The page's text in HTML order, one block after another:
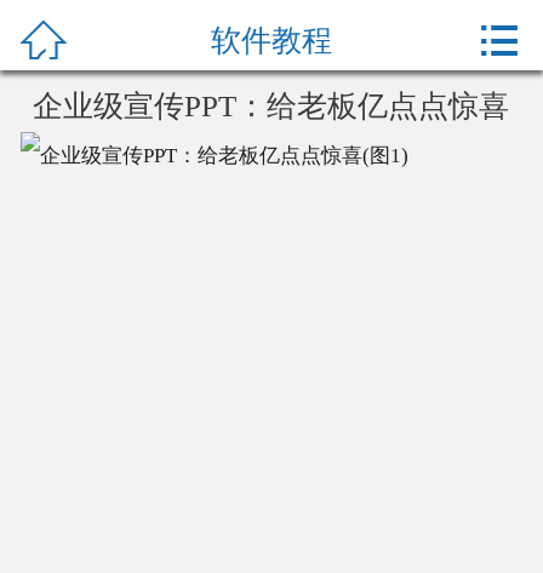
办公教程
产品中心
 软件教程 
企业级宣传PPT：给老板亿点点惊喜